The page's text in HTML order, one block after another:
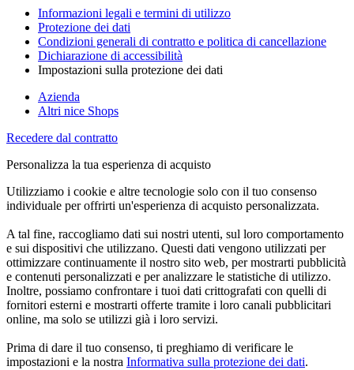
Informazioni legali e termini di utilizzo
Protezione dei dati
Condizioni generali di contratto e politica di cancellazione
Dichiarazione di accessibilità
Impostazioni sulla protezione dei dati
Azienda
Altri nice Shops
Recedere dal contratto
Personalizza la tua esperienza di acquisto
Utilizziamo i cookie e altre tecnologie solo con il tuo consenso
individuale per offrirti un'esperienza di acquisto personalizzata.
A tal fine, raccogliamo dati sui nostri utenti, sul loro comportamento
e sui dispositivi che utilizzano. Questi dati vengono utilizzati per
ottimizzare continuamente il nostro sito web, per mostrarti pubblicità
e contenuti personalizzati e per analizzare le statistiche di utilizzo.
Inoltre, possiamo confrontare i tuoi dati crittografati con quelli di
fornitori esterni e mostrarti offerte tramite i loro canali pubblicitari
online, ma solo se utilizzi già i loro servizi.
Prima di dare il tuo consenso, ti preghiamo di verificare le
impostazioni e la nostra Informativa sulla protezione dei dati.